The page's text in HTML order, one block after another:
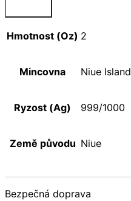
Hmotnost (Oz) 2
Mincovna Niue Island
Ryzost (Ag) 999/1000
Země původu Niue
Bezpečná doprava